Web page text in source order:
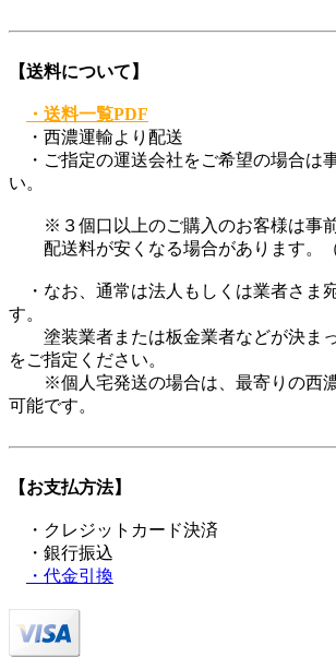
【送料について】
・送料一覧PDF
・西濃運輸より配送
・ご指定の運送会社をご希望の場合は
い。
※３個口以上のご購入のお客様は事前
配送料が安くなる場合があります。（
・なお、通常は法人もしくは業者さま
す。
塗装業者または板金業者などが決ま
をご指定ください。
※個人宅発送の場合は、最寄りの西濃
可能です。
【お支払方法】
・クレジットカード決済
・銀行振込
・代金引換